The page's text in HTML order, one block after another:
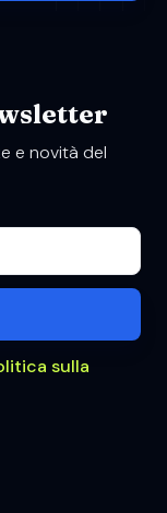
e novità del
sulla